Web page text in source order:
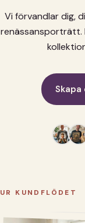
Vi förvandlar dig,
renässansporträtt.
UR KUNDFLÖDET